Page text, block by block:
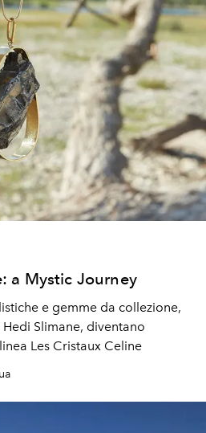
a Mystic Journey
e gemme da collezione,
Slimane, diventano
Les Cristaux Celine